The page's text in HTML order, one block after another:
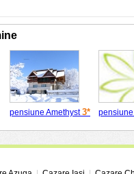
pensiune Amethyst 3*